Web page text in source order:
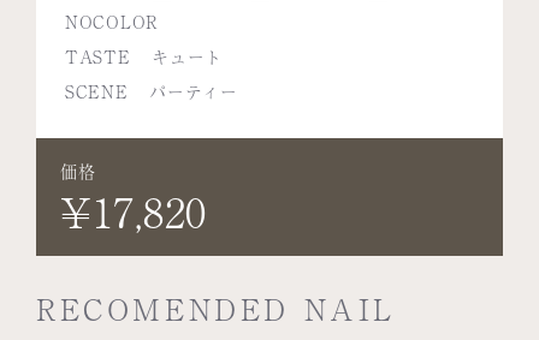
NOCOLOR
TASTE
キュート
SCENE
パーティー
価格
¥17,820
RECOMENDED NAIL